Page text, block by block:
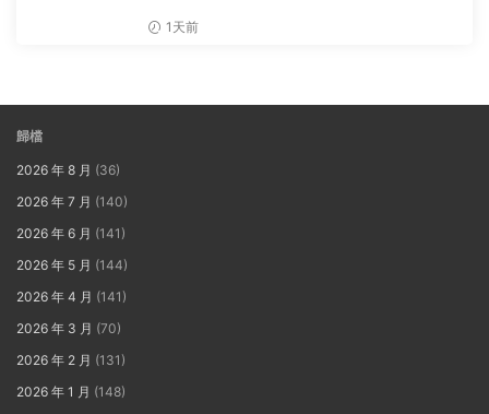
1天前
歸檔
2026 年 8 月 (36)
2026 年 7 月 (140)
2026 年 6 月 (141)
2026 年 5 月 (144)
2026 年 4 月 (141)
2026 年 3 月 (70)
2026 年 2 月 (131)
2026 年 1 月 (148)